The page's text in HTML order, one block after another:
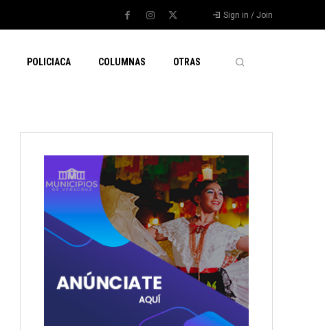
Sign in / Join
POLICIACA COLUMNAS OTRAS